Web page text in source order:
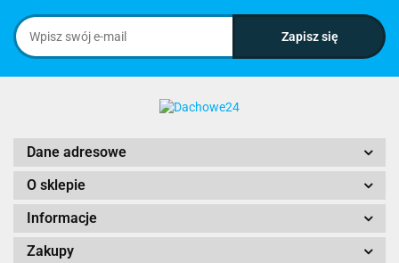
Dane adresowe
O sklepie
Informacje
Zakupy